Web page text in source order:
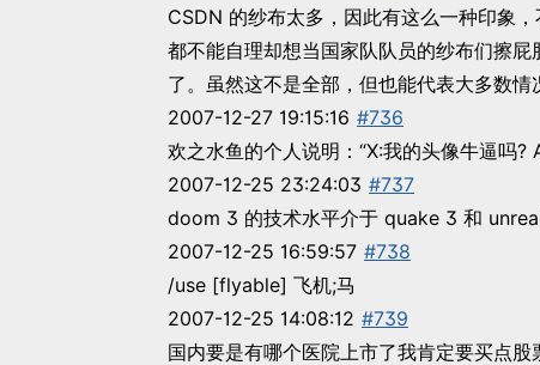
CSDN 的纱布太多，因此有这么一种印象
都不能自理却想当国家队队员的纱布们擦
了。虽然这不是全部，但也能代表大多数情
2007-12-27 19:15:16 #736
欢
2007-12-25 23:24:03 #737
doom 3 的技术水平介于 quake 3 和
2007-12-25 16:59:57 #738
/use [flyable] 飞机;马
2007-12-25 14:08:12 #739
国内要是有哪个医院上市了我肯定要买点股